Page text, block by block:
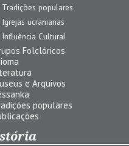
Tradições populares
Igrejas ucranianas
Influência Cultural
Folclóricos
e Arquivos
populares